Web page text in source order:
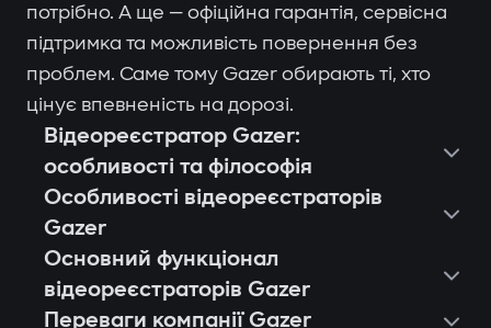
потрібно. А ще — офіційна гарантія, сервісна
підтримка та можливість повернення без
проблем. Саме тому Gazer обирають ті, хто
цінує впевненість на дорозі.
Відеореєстратор Gazer:
особливості та філософія
Особливості відеореєстраторів
Gazer
Основний функціонал
відеореєстраторів Gazer
Переваги компанії Gazer